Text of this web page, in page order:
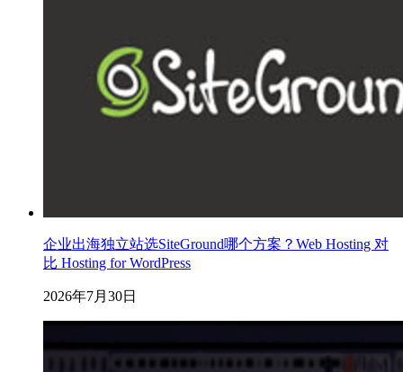
企业出海独立站选SiteGround哪个方案？Web Hosting 对
比 Hosting for WordPress
2026年7月30日